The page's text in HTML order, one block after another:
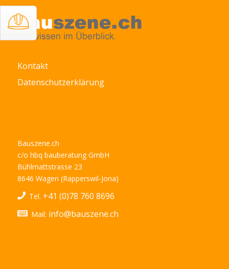
Kontakt
Datenschutzerklärung
Bauszene.ch
c/o hbq bauberatung GmbH
Bühlmattstrasse 23
8646 Wagen (Rapperswil-Jona)
Tel. +41 (0)78 760 8696
Mail: info@bauszene.ch